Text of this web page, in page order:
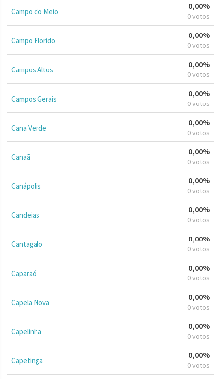
Campo do Meio
0,00%
0 votos
Campo Florido
0,00%
0 votos
Campos Altos
0,00%
0 votos
Campos Gerais
0,00%
0 votos
Cana Verde
0,00%
0 votos
Canaã
0,00%
0 votos
Canápolis
0,00%
0 votos
Candeias
0,00%
0 votos
Cantagalo
0,00%
0 votos
Caparaó
0,00%
0 votos
Capela Nova
0,00%
0 votos
Capelinha
0,00%
0 votos
Capetinga
0,00%
0 votos